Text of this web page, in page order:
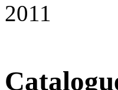
2011